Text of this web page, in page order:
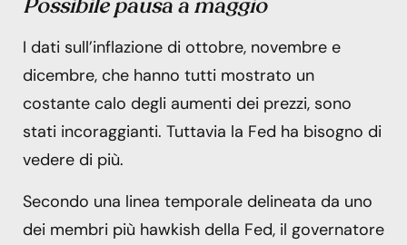
Possibile pausa a maggio
I dati sull’inflazione di ottobre, novembre e
dicembre, che hanno tutti mostrato un
costante calo degli aumenti dei prezzi, sono
stati incoraggianti. Tuttavia la Fed ha bisogno di
vedere di più.
Secondo una linea temporale delineata da uno
dei membri più hawkish della Fed, il governatore